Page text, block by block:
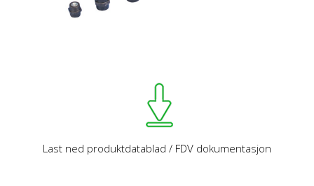
Last ned produktdatablad / FDV dokumentasjon